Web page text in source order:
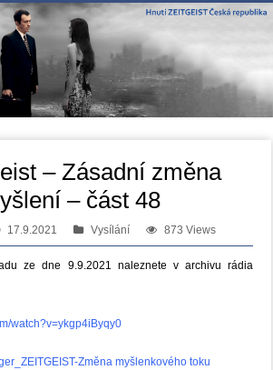
– Zásadní změna
– část 48
17.9.2021 Vysílání 873 Views
ze dne 9.9.2021 naleznete v archivu rádia
watch?v=ykgp4iByqy0
Změna myšlenkového toku